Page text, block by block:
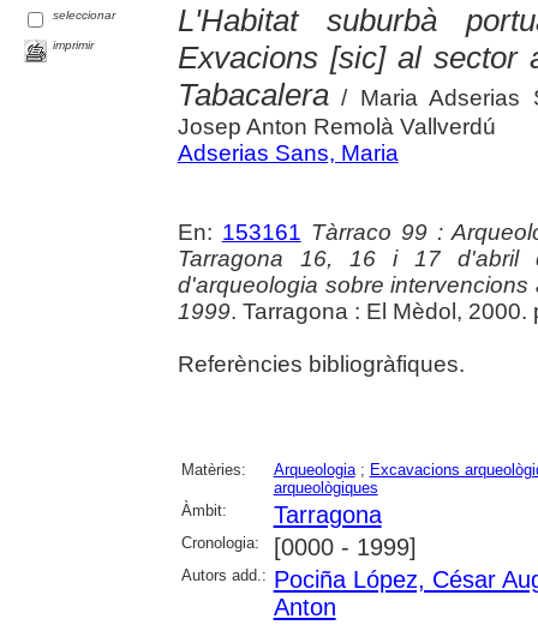
seleccionar
imprimir
L'Habitat suburbà
Exvacions [sic] al sector
Tabacalera/ Maria Adserias
Josep Anton Remolà Vallverdú
Adserias Sans, Maria
En: 153161 Tàrraco 99 :
Tarragona 16, 16 i 17
d'arqueologia sobre
1999. Tarragona : El Mèdol, 2000.
Referències bibliogràfiques.
Matèries: Arqueologia; Excavacions
arqueològiques
Àmbit:
Tarragona
Cronologia: [0000 - 1999]
Autors add.: Pociña López, César
Anton